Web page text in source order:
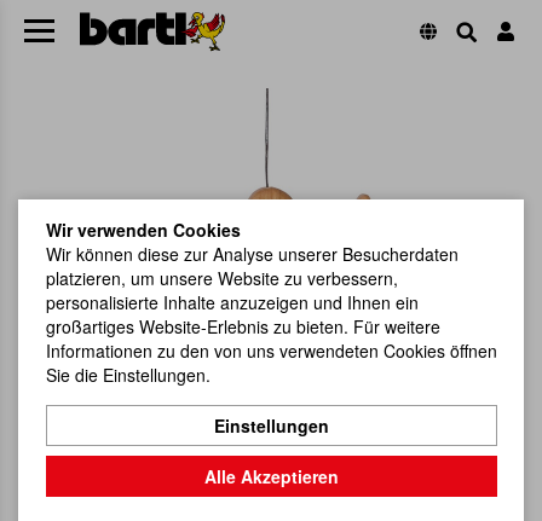
Wir verwenden Cookies
Wir können diese zur Analyse unserer Besucherdaten
platzieren, um unsere Website zu verbessern,
personalisierte Inhalte anzuzeigen und Ihnen ein
großartiges Website-Erlebnis zu bieten. Für weitere
Informationen zu den von uns verwendeten Cookies öffnen
Sie die Einstellungen.
Einstellungen
Alle Akzeptieren